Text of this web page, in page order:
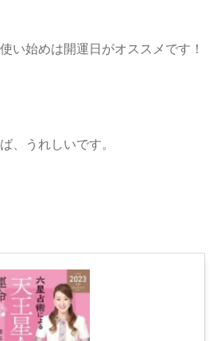
い始めは開運日がオススメです！
、うれしいです。